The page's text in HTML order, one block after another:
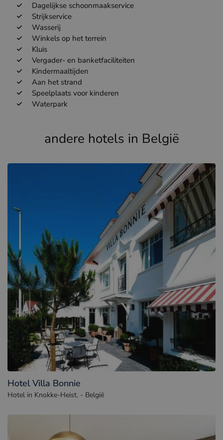
Dagelijkse schoonmaakservice
Strijkservice
Wasserij
Winkels op het terrein
Kluis
Vergader- en banketfaciliteiten
Kindermaaltijden
Aan het strand
Speelplaats voor kinderen
Waterpark
andere hotels in België
Hotel Villa Bonnie
Hotel in Knokke-Heist. - België